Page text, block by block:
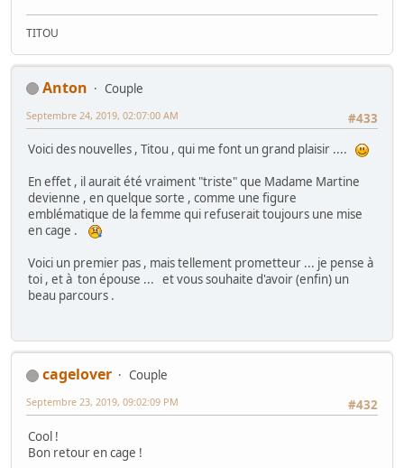
TITOU
Anton
Couple
#433
Septembre 24, 2019, 02:07:00 AM
Voici des nouvelles , Titou , qui me font un grand plaisir ....
En effet , il aurait été vraiment "triste" que Madame Martine
devienne , en quelque sorte , comme une figure
emblématique de la femme qui refuserait toujours une mise
en cage .
Voici un premier pas , mais tellement prometteur ... je pense à
toi , et à ton épouse ... et vous souhaite d'avoir (enfin) un
beau parcours .
cagelover
Couple
#432
Septembre 23, 2019, 09:02:09 PM
Cool !
Bon retour en cage !